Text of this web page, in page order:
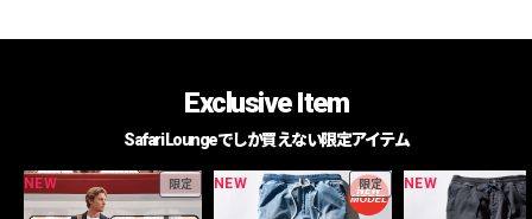
Exclusive Item
Safari Loungeでしか買えない限定アイテム
NEW 限定 NEW 限定 NEW